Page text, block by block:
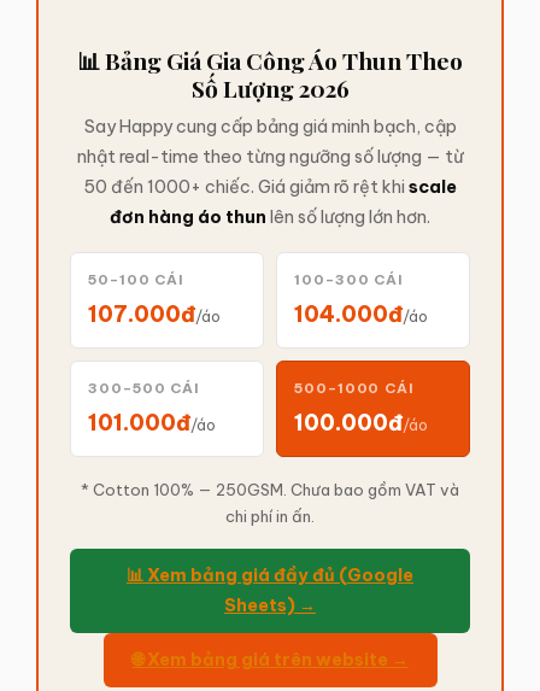
📊 Bảng Giá Gia Công Áo Thun Theo
Số Lượng 2026
Say Happy cung cấp bảng giá minh bạch, cập
nhật real-time theo từng ngưỡng số lượng — từ
50 đến 1000+ chiếc. Giá giảm rõ rệt khi scale
đơn hàng áo thun lên số lượng lớn hơn.
50–100 CÁI
107.000đ/áo
100–300 CÁI
104.000đ/áo
300–500 CÁI
101.000đ/áo
500–1000 CÁI
100.000đ/áo
* Cotton 100% — 250GSM. Chưa bao gồm VAT và
chi phí in ấn.
📊 Xem bảng giá đầy đủ (Google
Sheets) →
🌐 Xem bảng giá trên website →